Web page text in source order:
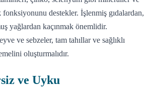
fonksiyonunu destekler. İşlenmiş gıdalardan,
yağlardan kaçınmak önemlidir.
ve sebzeler, tam tahıllar ve sağlıklı
oluşturmalıdır.
ve Uyku